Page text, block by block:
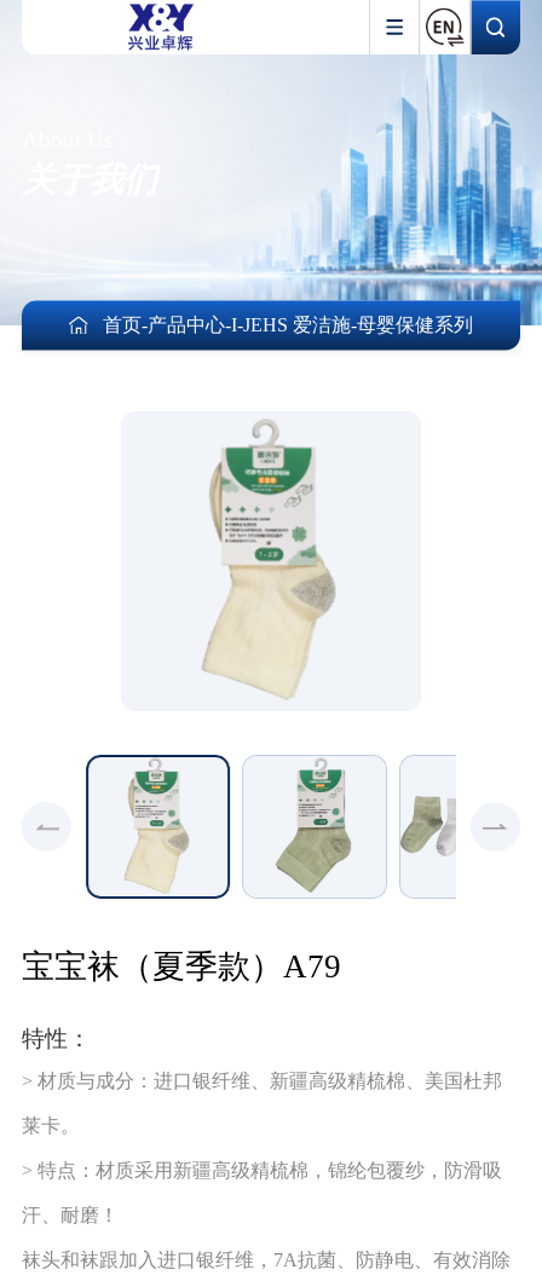
首页-产品中心-I-JEHS 爱洁施-母婴保健系列
宝宝袜（夏季款）A79
特性：
> 材质与成分：进口银纤维、新疆高级精梳棉、美国杜邦
莱卡。
> 特点：材质采用新疆高级精梳棉，锦纶包覆纱，防滑吸
汗、耐磨！
袜头和袜跟加入进口银纤维，7A抗菌、防静电、有效消除